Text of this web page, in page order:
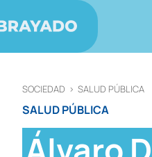
SOCIEDAD > SALUD PÚBLICA
SALUD PÚBLICA